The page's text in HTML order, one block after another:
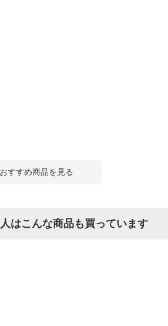
おすすめ商品を見る
はこんな商品も買っています